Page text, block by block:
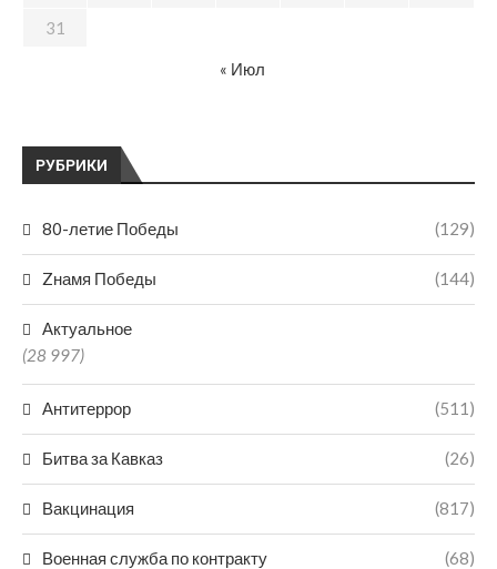
РУБРИКИ
80-летие Победы (129)
Zнамя Победы (144)
Актуальное
(28 997)
Антитеррор (511)
Битва за Кавказ (26)
Вакцинация (817)
Военная служба по контракту (68)
31
« Июл